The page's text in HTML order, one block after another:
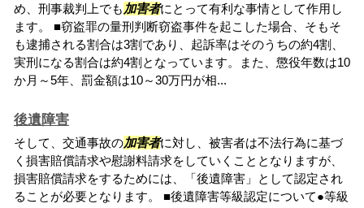
め、刑事裁判上でも 加害者にとって有利な事情として作用し
ます。 ■窃盗罪の量刑判断窃盗事件を起こした場合、そもそ
も逮捕される割合は3割であり、起訴率はそのうちの約4割、
実刑になる割合は約4割となっています。また、懲役年数は10
か月～5年、罰金額は10～30万円が相...
後遺障害
そして、交通事故の加害者に対し、被害者は不法行為に基づ
く損害賠償請求や慰謝料請求をしていくこととなりますが、
損害賠償請求をするためには、「後遺障害」として認定され
ることが必要となります。 ■後遺障害等級認定について●等級